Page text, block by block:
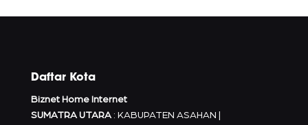
Daftar Kota
Biznet Home Internet
SUMATRA UTARA: KABUPATEN ASAHAN |